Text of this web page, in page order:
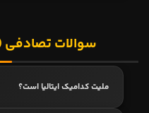
سوالات تصادفی
ملیت کدامیک ایتالیا است؟